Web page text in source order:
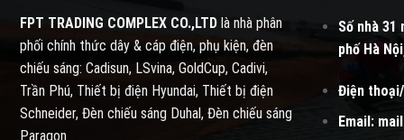
FPT TRADING COMPLEX CO.,LTD là nhà phân
phối chính thức dây & cáp điện, phụ kiện, đèn
chiếu sáng: Cadisun, LSvina, GoldCup, Cadivi,
Trần Phú, Thiết bị điện Hyundai, Thiết bị điện
Schneider, Đèn chiếu sáng Duhal, Đèn chiếu sáng
Paragon
Số nhà 31
phố Hà
Điện
Email: